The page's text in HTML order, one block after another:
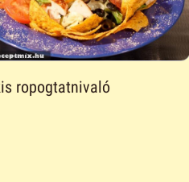
ropogtatnivaló